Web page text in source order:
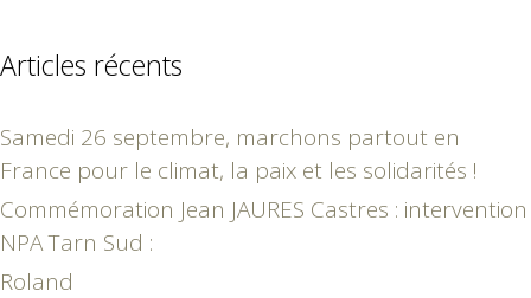
Articles récents
Samedi 26 septembre, marchons partout en
France pour le climat, la paix et les solidarités !
Commémoration Jean JAURES Castres : intervention
NPA Tarn Sud :
Roland